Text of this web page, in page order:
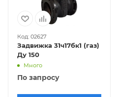
Код: 02627
Задвижка 31ч17бк1 (газ)
Ду 150
Много
По запросу